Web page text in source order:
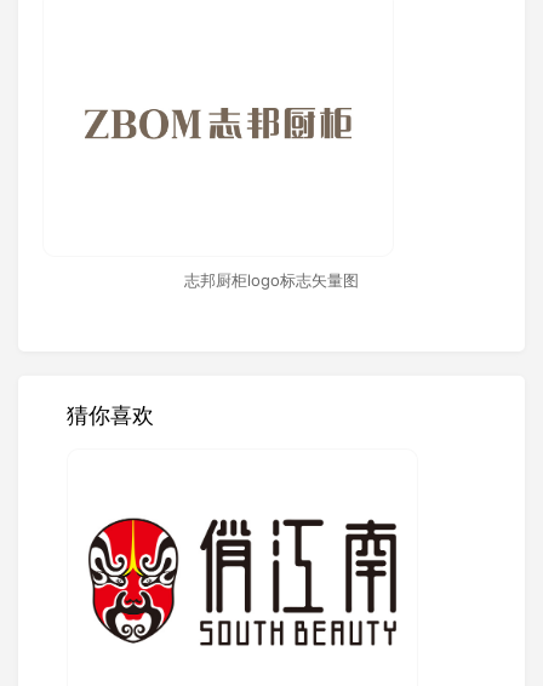
志邦厨柜logo标志矢量图
猜你喜欢